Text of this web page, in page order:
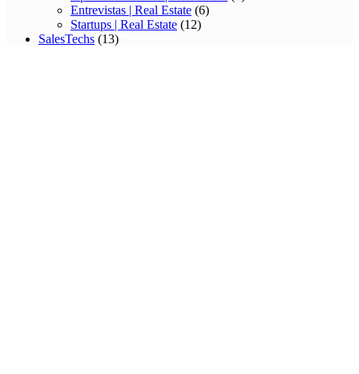
Entrevistas | Real Estate (6)
Startups | Real Estate (12)
SalesTechs (13)